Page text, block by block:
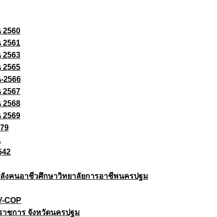
2560
2561
2563
2565
2566
2567
2568
2569
งคนอาชีวศึกษาวิทยาลัยการอาชีพนครปฐม
COP
าชการ จังหวัดนครปฐม